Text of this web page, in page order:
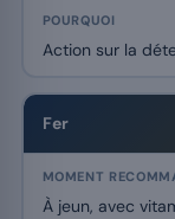
Action sur la
Fer
À jeun, avec